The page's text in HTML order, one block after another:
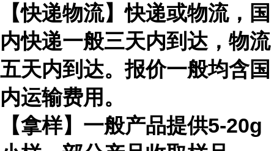
【快递物流】快递或物流，国
内快递一般三天内到达，物流
五天内到达。报价一般均含国
内运输费用。
【拿样】一般产品提供5-20g